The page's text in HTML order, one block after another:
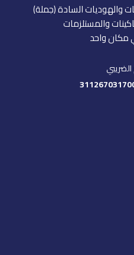
والهوديات السادة (جملة)
والمستلزمات
مكان واحد
الضريبي